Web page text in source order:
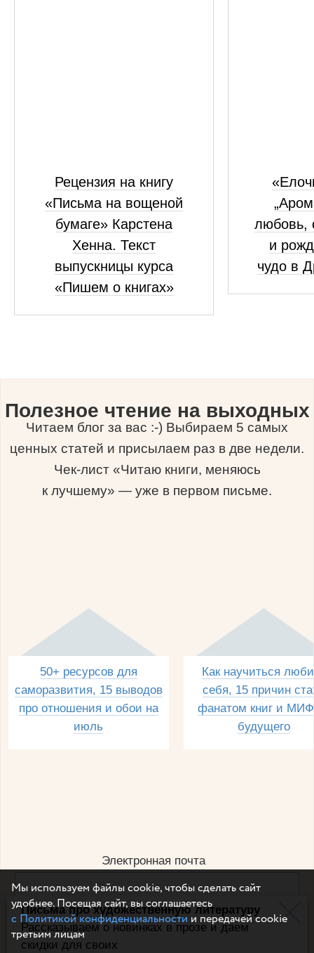
Письма про художественную литературу
Рассказываем о новинках в прозе и даем
скидки для своих
Рецензия на книгу
«Письма на вощеной
бумаге» Карстена
Хенна. Текст
выпускницы курса
«Пишем о книгах»
любовь,
и
чудо в
Полезное чтение на выходных
Читаем блог за вас :-) Выбираем 5 самых
ценных статей и присылаем раз в две недели.
Чек-лист «Читаю книги, меняюсь
к лучшему» — уже в первом письме.
50+ ресурсов для
саморазвития, 15 выводов
про отношения и обои на
июль
Как научиться
себя, 15 причин
фанатом книг и
будущего
Электронная почта
Например, dulsineya@gmail.com
Без спама и смс
Мы используем файлы cookie, чтобы сделать сайт
удобнее. Посещая сайт, вы соглашаетесь
с Политикой конфиденциальностии передачей cookie
третьим лицам